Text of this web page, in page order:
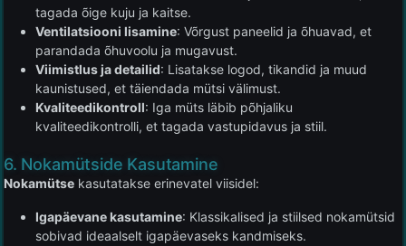
tagada õige kuju ja kaitse.
Ventilatsiooni lisamine: Võrgust paneelid ja õhuavad, et
parandada õhuvoolu ja mugavust.
Viimistlus ja detailid: Lisatakse logod, tikandid ja muud
kaunistused, et täiendada mütsi välimust.
Kvaliteedikontroll: Iga müts läbib põhjaliku
kvaliteedikontrolli, et tagada vastupidavus ja stiil.
6. Nokamütside Kasutamine
Nokamütse kasutatakse erinevatel viisidel:
Igapäevane kasutamine: Klassikalised ja stiilsed nokamütsid
sobivad ideaalselt igapäevaseks kandmiseks.